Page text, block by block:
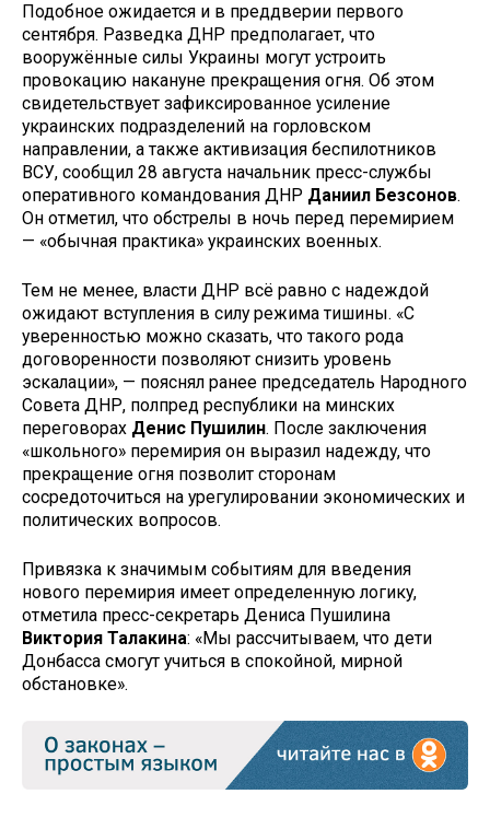
Подобное ожидается и в преддверии первого
сентября. Разведка ДНР предполагает, что
вооружённые силы Украины могут устроить
провокацию накануне прекращения огня. Об этом
свидетельствует зафиксированное усиление
украинских подразделений на горловском
направлении, а также активизация беспилотников
ВСУ, сообщил 28 августа начальник пресс-службы
оперативного командования ДНР Даниил Безсонов.
Он отметил, что обстрелы в ночь перед перемирием
— «обычная практика» украинских военных.
Тем не менее, власти ДНР всё равно с надеждой
ожидают вступления в силу режима тишины. «С
уверенностью можно сказать, что такого рода
договоренности позволяют снизить уровень
эскалации», — пояснял ранее председатель Народного
Совета ДНР, полпред республики на минских
переговорах Денис Пушилин. После заключения
«школьного» перемирия он выразил надежду, что
прекращение огня позволит сторонам
сосредоточиться на урегулировании экономических и
политических вопросов.
Привязка к значимым событиям для введения
нового перемирия имеет определенную логику,
отметила пресс-секретарь Дениса Пушилина
Виктория Талакина: «Мы рассчитываем, что дети
Донбасса смогут учиться в спокойной, мирной
обстановке».